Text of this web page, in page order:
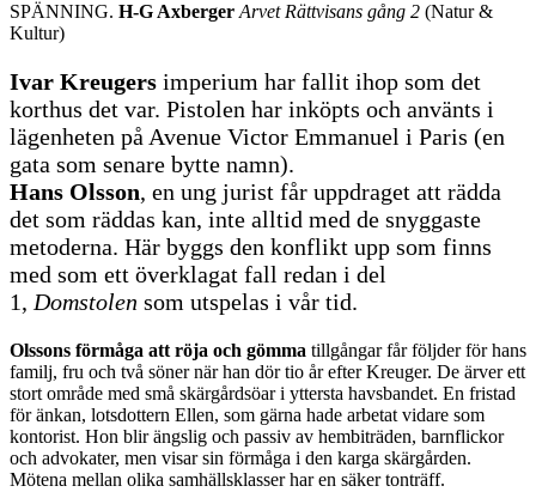
SPÄNNING. H-G Axberger Arvet Rättvisans gång 2 (Natur &
Kultur)
Ivar Kreugers imperium har fallit ihop som det
korthus det var. Pistolen har inköpts och använts i
lägenheten på Avenue Victor Emmanuel i Paris (en
gata som senare bytte namn).
Hans Olsson, en ung jurist får uppdraget att rädda
det som räddas kan, inte alltid med de snyggaste
metoderna. Här byggs den konflikt upp som finns
med som ett överklagat fall redan i del
1, Domstolen som utspelas i vår tid.
Olssons förmåga att röja och gömma tillgångar får följder för hans
familj, fru och två söner när han dör tio år efter Kreuger. De ärver ett
stort område med små skärgårdsöar i yttersta havsbandet. En fristad
för änkan, lotsdottern Ellen, som gärna hade arbetat vidare som
kontorist. Hon blir ängslig och passiv av hembiträden, barnflickor
och advokater, men visar sin förmåga i den karga skärgården.
Mötena mellan olika samhällsklasser har en säker tonträff.